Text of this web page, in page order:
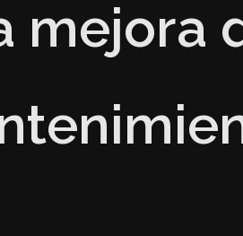
mejora